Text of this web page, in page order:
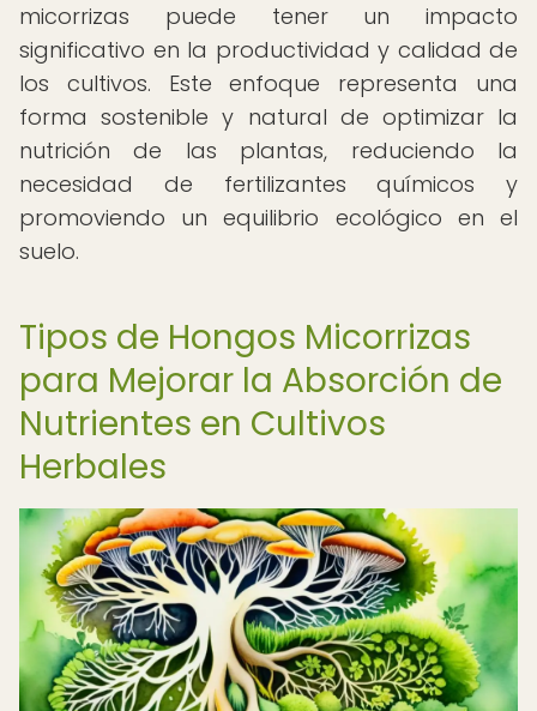
micorrizas puede tener un impacto
significativo en la productividad y calidad de
los cultivos. Este enfoque representa una
forma sostenible y natural de optimizar la
nutrición de las plantas, reduciendo la
necesidad de fertilizantes químicos y
promoviendo un equilibrio ecológico en el
suelo.
Tipos de Hongos Micorrizas
para Mejorar la Absorción de
Nutrientes en Cultivos
Herbales